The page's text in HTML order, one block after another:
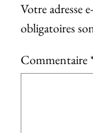
Votre adresse
obligatoires
Commentaire